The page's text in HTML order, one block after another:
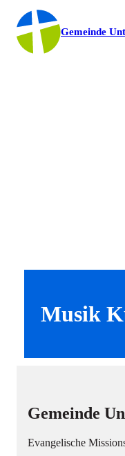
Gemeinde
Musik
Gemeinde
Evangelische